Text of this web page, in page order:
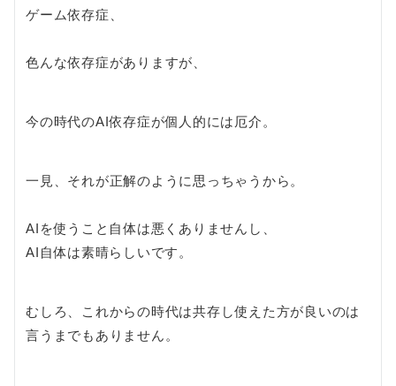
ゲーム依存症、
色んな依存症がありますが、
今の時代のAI依存症が個人的には厄介。
一見、それが正解のように思っちゃうから。
AIを使うこと自体は悪くありませんし、
AI自体は素晴らしいです。
むしろ、これからの時代は共存し使えた方が良いのは
言うまでもありません。